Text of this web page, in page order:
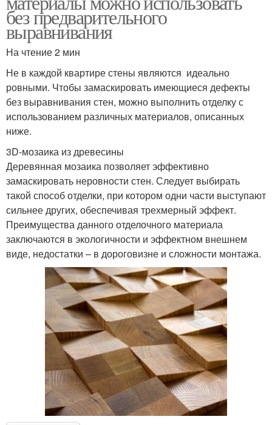
без предварительного
выравнивания
На чтение 2 мин
Не в каждой квартире стены являются идеально
ровными. Чтобы замаскировать имеющиеся дефекты
без выравнивания стен, можно выполнить отделку с
использованием различных материалов, описанных
ниже.
3D-мозаика из древесины
Деревянная мозаика позволяет эффективно
замаскировать неровности стен. Следует выбирать
такой способ отделки, при котором одни части выступают
сильнее других, обеспечивая трехмерный эффект.
Преимущества данного отделочного материала
заключаются в экологичности и эффектном внешнем
виде, недостатки – в дороговизне и сложности монтажа.